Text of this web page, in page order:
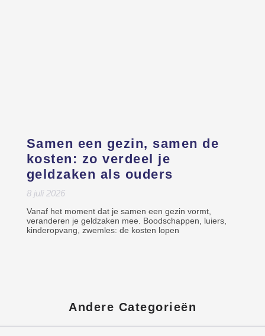
Samen een gezin, samen de
kosten: zo verdeel je
geldzaken als ouders
8 juli 2026
Vanaf het moment dat je samen een gezin vormt,
veranderen je geldzaken mee. Boodschappen, luiers,
kinderopvang, zwemles: de kosten lopen
Andere Categorieën